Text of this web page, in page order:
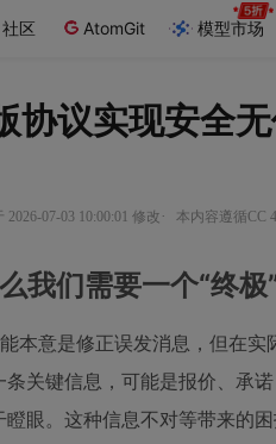
社区 AtomGit 模型市场
协议实现安全
2026-07-03 10:00:01 修改 · 本内容遵循CC
我们需要一个“终
本意是修正误发消息，但在
关键信息，可能是报价、承
瞪眼。这种信息不对等带来的